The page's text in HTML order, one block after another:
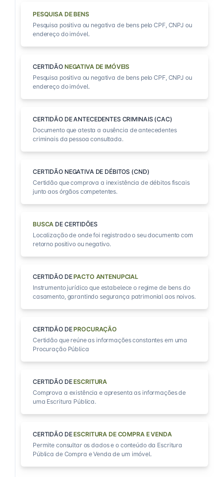
PESQUISA DE BENS
Pesquisa positiva ou negativa de bens pelo CPF, CNPJ ou
endereço do imóvel.
CERTIDÃO NEGATIVA DE IMÓVEIS
Pesquisa positiva ou negativa de bens pelo CPF, CNPJ ou
endereço do imóvel.
CERTIDÃO DE ANTECEDENTES CRIMINAIS (CAC)
Documento que atesta a ausência de antecedentes
criminais da pessoa consultada.
CERTIDÃO NEGATIVA DE DÉBITOS (CND)
Certidão que comprova a inexistência de débitos fiscais
junto aos órgãos competentes.
BUSCA DE CERTIDÕES
Localização de onde foi registrado o seu documento com
retorno positivo ou negativo.
CERTIDÃO DEPACTO ANTENUPCIAL
Instrumento jurídico que estabelece o regime de bens do
casamento, garantindo segurança patrimonial aos noivos.
CERTIDÃO DEPROCURAÇÃO
Certidão que reúne as informações constantes em uma
Procuração Pública
CERTIDÃO DEESCRITURA
Comprova a existência e apresenta as informações de
uma Escritura Pública.
CERTIDÃO DEESCRITURA DE COMPRA E VENDA
Permite consultar os dados e o conteúdo da Escritura
Pública de Compra e Venda de um imóvel.